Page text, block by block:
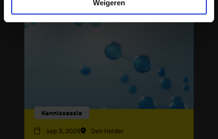
Weigeren
Kennissessie
sep 3, 2026 Den Helder